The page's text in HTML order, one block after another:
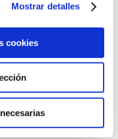
Mostrar detalles
cookies
CALIDAD